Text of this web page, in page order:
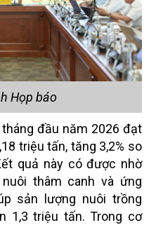
Họp báo
đầu năm 2026 đạt
triệu tấn, tăng 3,2% so
quả này có được nhờ
thâm canh và ứng
sản lượng nuôi trồng
1,3 triệu tấn. Trong cơ